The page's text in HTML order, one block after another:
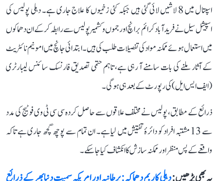
اسپتال میں 8 لاشیں لائی گئی ہیں جبکہ کئی زخمیوں کا علاج جاری ہے۔ دہلی پولیس کی
اسپیشل سیل نے فریدآباد کرائم برانچ اور جموں و کشمیر پولیس سے رابطہ کر کے ان دھماکوں
میں استعمال ہوئے ممکنہ مواد کی تفصیلات طلب کی ہیں۔ ابتدائی جانچ میں امونیم نائٹریٹ
کے آثار ملنے کی بات سامنے آ رہی ہے، تاہم حتمی تصدیق فارنسک سائنس لیبارٹری
(ایف ایس ایل) کی رپورٹ کے بعد ہی ہوگی۔
ذرائع کے مطابق، پولیس نے مختلف علاقوں سے حاصل کردہ سی سی ٹی وی فوٹیج کی مدد
سے 13 مشتبہ افراد کو دائرۂ تفتیش میں لیا ہے۔ ان تمام سے پوچھ گچھ جاری ہے تاکہ
واقعے کے پس منظر اور ممکنہ سازش کا انکشاف کیا جا سکے۔